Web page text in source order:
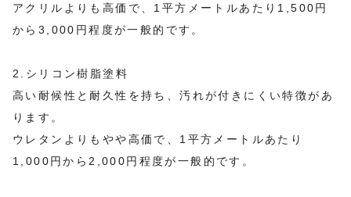
アクリルよりも高価で、1平方メートルあたり1,500円
から3,000円程度が一般的です。
2.シリコン樹脂塗料
高い耐候性と耐久性を持ち、汚れが付きにくい特徴があ
ります。
ウレタンよりもやや高価で、1平方メートルあたり
1,000円から2,000円程度が一般的です。